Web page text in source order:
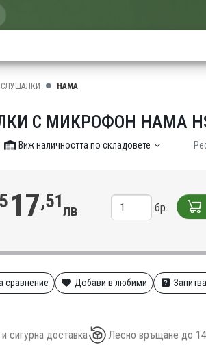
СЛУШАЛКИ HAMA
С МИКРОФОН HAMA
Виж наличността по складовете
17,51лв бр.
сравнение Добави в любими
сигурна доставка Лесно връщане до